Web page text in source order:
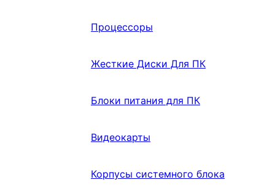
Процессоры
Жесткие Диски Для ПК
Блоки питания для ПК
Видеокарты
Корпусы системного блока